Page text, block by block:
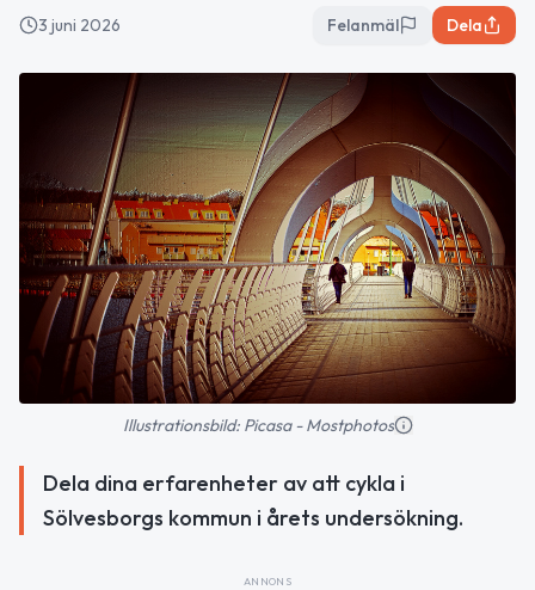
3 juni 2026 Felanmäl Dela
Illustrationsbild: Picasa - Mostphotos
Dela dina erfarenheter av att cykla i
Sölvesborgs kommun i årets undersökning.
ANNONS